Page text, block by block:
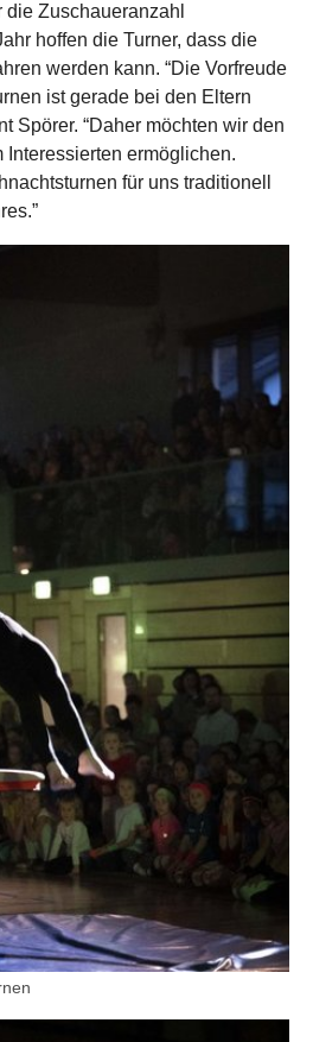
Zuschaueranzahl
hoffen die Turner, dass die
werden kann. “Die Vorfreude
ist gerade bei den Eltern
Spörer. “Daher möchten wir den
Interessierten ermöglichen.
für uns traditionell